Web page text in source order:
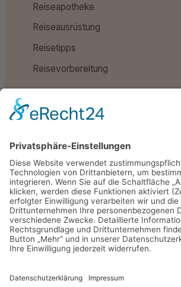
Reiseapotheke
Reiseausrüstung
Reisetipps
Reisevorbereitung
Schlagwörter
Reiseapotheke Reiseausrüstung Reisetipps